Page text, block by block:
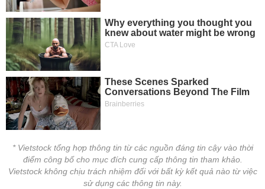
* Vietstock tổng hợp thông tin từ các nguồn đáng tin cậy vào thời
điểm công bố cho mục đích cung cấp thông tin tham khảo.
Vietstock không chịu trách nhiệm đối với bất kỳ kết quả nào từ việc
sử dụng các thông tin này.